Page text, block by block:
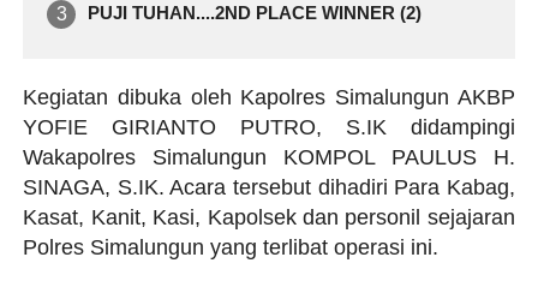
PUJI TUHAN....2ND PLACE WINNER (2)
Kegiatan dibuka oleh Kapolres Simalungun AKBP
YOFIE GIRIANTO PUTRO, S.IK didampingi
Wakapolres Simalungun KOMPOL PAULUS H.
SINAGA, S.IK. Acara tersebut dihadiri Para Kabag,
Kasat, Kanit, Kasi, Kapolsek dan personil sejajaran
Polres Simalungun yang terlibat operasi ini.